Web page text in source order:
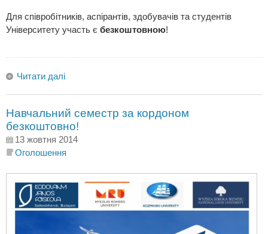
Для співробітників, аспірантів, здобувачів та студентів
Університету участь є безкоштовною!
Читати далі
Навчальний семестр за кордоном
безкоштовно!
13 жовтня 2014
Оголошення